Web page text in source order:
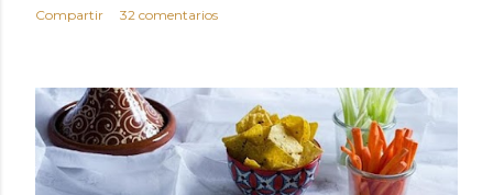
Compartir 32 comentarios